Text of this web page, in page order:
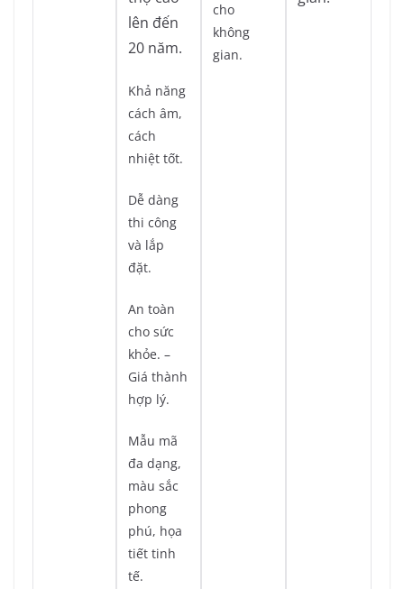
lên đến
20 năm.
Khả năng
cách âm,
cách
nhiệt tốt.
Dễ dàng
thi công
và lắp
đặt.
An toàn
cho sức
khỏe. –
Giá thành
hợp lý.
Mẫu mã
đa dạng,
màu sắc
phong
phú, họa
tiết tinh
tế.
cho
không
gian.